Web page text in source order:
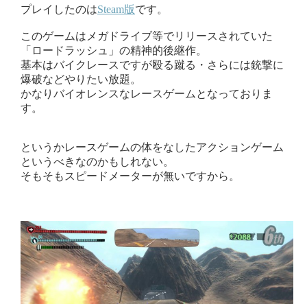
プレイしたのはSteam版です。
このゲームはメガドライブ等でリリースされていた
「ロードラッシュ」の精神的後継作。
基本はバイクレースですが殴る蹴る・さらには銃撃に
爆破などやりたい放題。
かなりバイオレンスなレースゲームとなっておりま
す。
というかレースゲームの体をなしたアクションゲーム
というべきなのかもしれない。
そもそもスピードメーターが無いですから。